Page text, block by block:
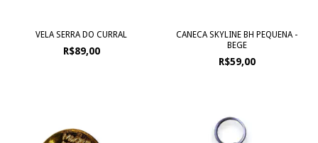
VELA SERRA DO CURRAL
R$89,00
CANECA SKYLINE BH PEQUENA -
BEGE
R$59,00